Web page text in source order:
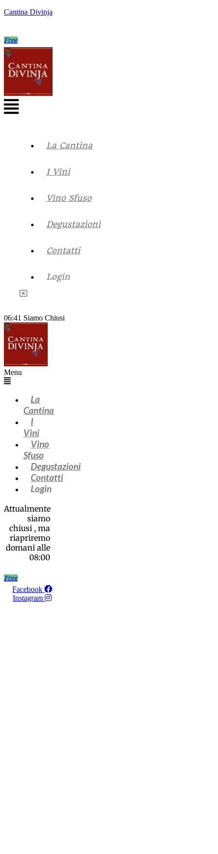
Cantina Divinja
Free
La Cantina
I Vini
Vino Sfuso
Degustazioni
Contatti
Login
06:41 Siamo Chiusi
Menu
La
Cantina
I
Vini
Vino
Sfuso
Degustazioni
Contatti
Login
Attualmente
siamo
chiusi , ma
riapriremo
domani alle
08:00
Free
Facebook
Instagram